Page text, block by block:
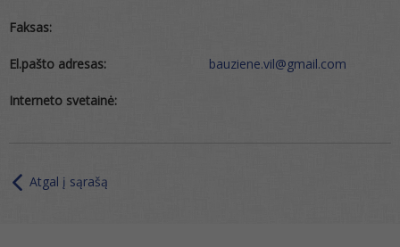
Faksas:
El.pašto adresas:
Interneto svetainė:
bauziene.vil@gmail.com
Atgal į sąrašą